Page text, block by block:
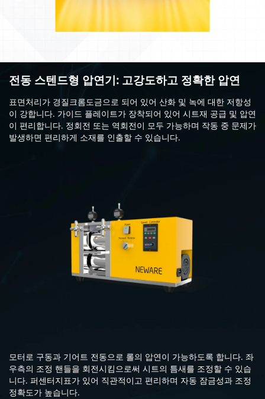
전동 스텐드형 압연기: 고강도하고 정확한 압연
표면처리가 경질크롬도금으로 되어 있어 산화 및 녹에 대한 저항성
이 강합니다. 가이드 플레이트가 장착되어 있어 시트재 공급 및 압연
이 편리합니다. 정회전 또는 역회전이 모두 가능하며 작동 중 문제가
발생하면 편리하게 소재를 인출할 수 있습니다.
모터로 구동과 기어트 전동으로 롤의 압연이 가능하도록 합니다. 좌
우측의 조정 핸들을 회전시킴으로써 시트의 틈새를 조정할 수 있습
니다. 퍼센터지표가 있어 직관적이고 편리하며 자동 잠금성과 조정
정확도가 높습니다.